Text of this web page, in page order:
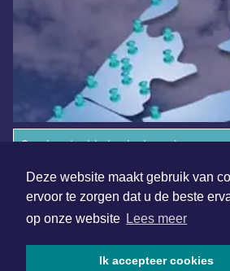
Deze website maakt gebruik van
ervoor te zorgen dat u de beste
op onze website Lees meer
Ik accepteer cookies
Overige dagbladen in de regio
Algemene voorwaarden
Disclaimer